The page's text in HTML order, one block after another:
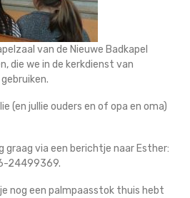
van de Nieuwe Badkapel
die we in de kerkdienst van
(en jullie ouders en of opa en oma)
graag via een berichtje naar Esther:
24499369.
nog een palmpaasstok thuis hebt